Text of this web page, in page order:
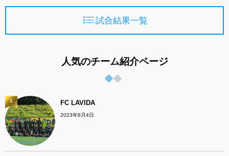
試合結果一覧
人気のチーム紹介ページ
FC LAVIDA
2023年8月4日
1